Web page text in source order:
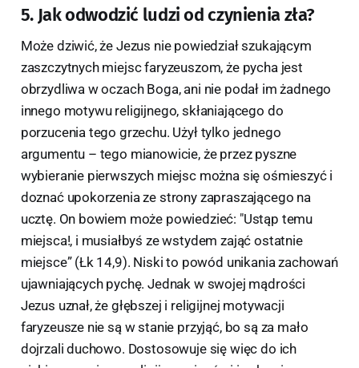
5. Jak odwodzić ludzi od czynienia zła?
Może dziwić, że Jezus nie powiedział szukającym
zaszczytnych miejsc faryzeuszom, że pycha jest
obrzydliwa w oczach Boga, ani nie podał im żadnego
innego motywu religijnego, skłaniającego do
porzucenia tego grzechu. Użył tylko jednego
argumentu – tego mianowicie, że przez pyszne
wybieranie pierwszych miejsc można się ośmieszyć i
doznać upokorzenia ze strony zapraszającego na
ucztę. On bowiem może powiedzieć: "Ustąp temu
miejsca!, i musiałbyś ze wstydem zająć ostatnie
miejsce” (Łk 14,9). Niski to powód unikania zachowań
ujawniających pychę. Jednak w swojej mądrości
Jezus uznał, że głębszej i religijnej motywacji
faryzeusze nie są w stanie przyjąć, bo są za mało
dojrzali duchowo. Dostosowuje się więc do ich